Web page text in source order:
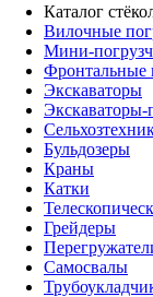
Каталог
Вилочные
Мини-
Фронтальные
Экскаваторы
Экскаваторы-
Бульдозеры
Краны
Катки
Грейдеры
Самосвалы